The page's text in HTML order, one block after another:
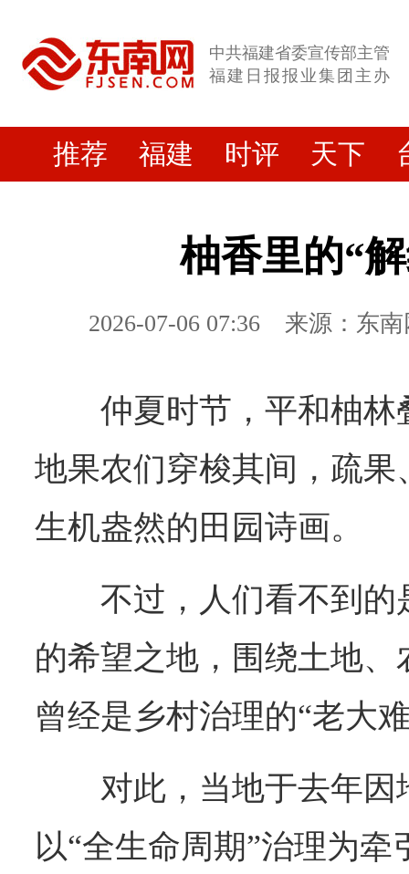
中共福建省委宣传部主管
福建日报报业集团主办
推荐 福建 时评 天下
柚香里的“
2026-07-06 07:36 来源：东南
仲夏时节，平和柚
地果农们穿梭其间，疏
生机盎然的田园诗画。
不过，人们看不到
的希望之地，围绕土地
曾经是乡村治理的“老大
对此，当地于去年
以“全生命周期”治理为牵